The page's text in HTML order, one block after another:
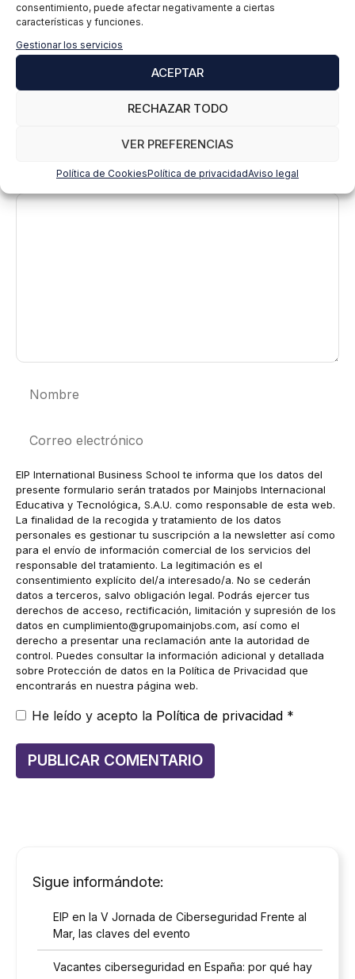
consentimiento, puede afectar negativamente a ciertas
características y funciones.
Gestionar los servicios
ACEPTAR
RECHAZAR TODO
VER PREFERENCIAS
Política de CookiesPolítica de privacidadAviso legal
Deja un comentario
Comentario
electrónico
EIP International Business School te informa que los datos del
presente formulario serán tratados por Mainjobs Internacional
Educativa y Tecnológica, S.A.U. como responsable de esta web.
La finalidad de la recogida y tratamiento de los datos
personales es gestionar tu suscripción a la newsletter así como
para el envío de información comercial de los servicios del
responsable del tratamiento. La legitimación es el
consentimiento explícito del/a interesado/a. No se cederán
datos a terceros, salvo obligación legal. Podrás ejercer tus
derechos de acceso, rectificación, limitación y supresión de los
datos en cumplimiento@grupomainjobs.com, así como el
derecho a presentar una reclamación ante la autoridad de
control. Puedes consultar la información adicional y detallada
sobre Protección de datos en la Política de Privacidad que
encontrarás en nuestra página web.
He leído y acepto la Política de privacidad *
Sigue informándote:
EIP en la V Jornada de Ciberseguridad Frente al
Mar, las claves del evento
Vacantes ciberseguridad en España: por qué hay